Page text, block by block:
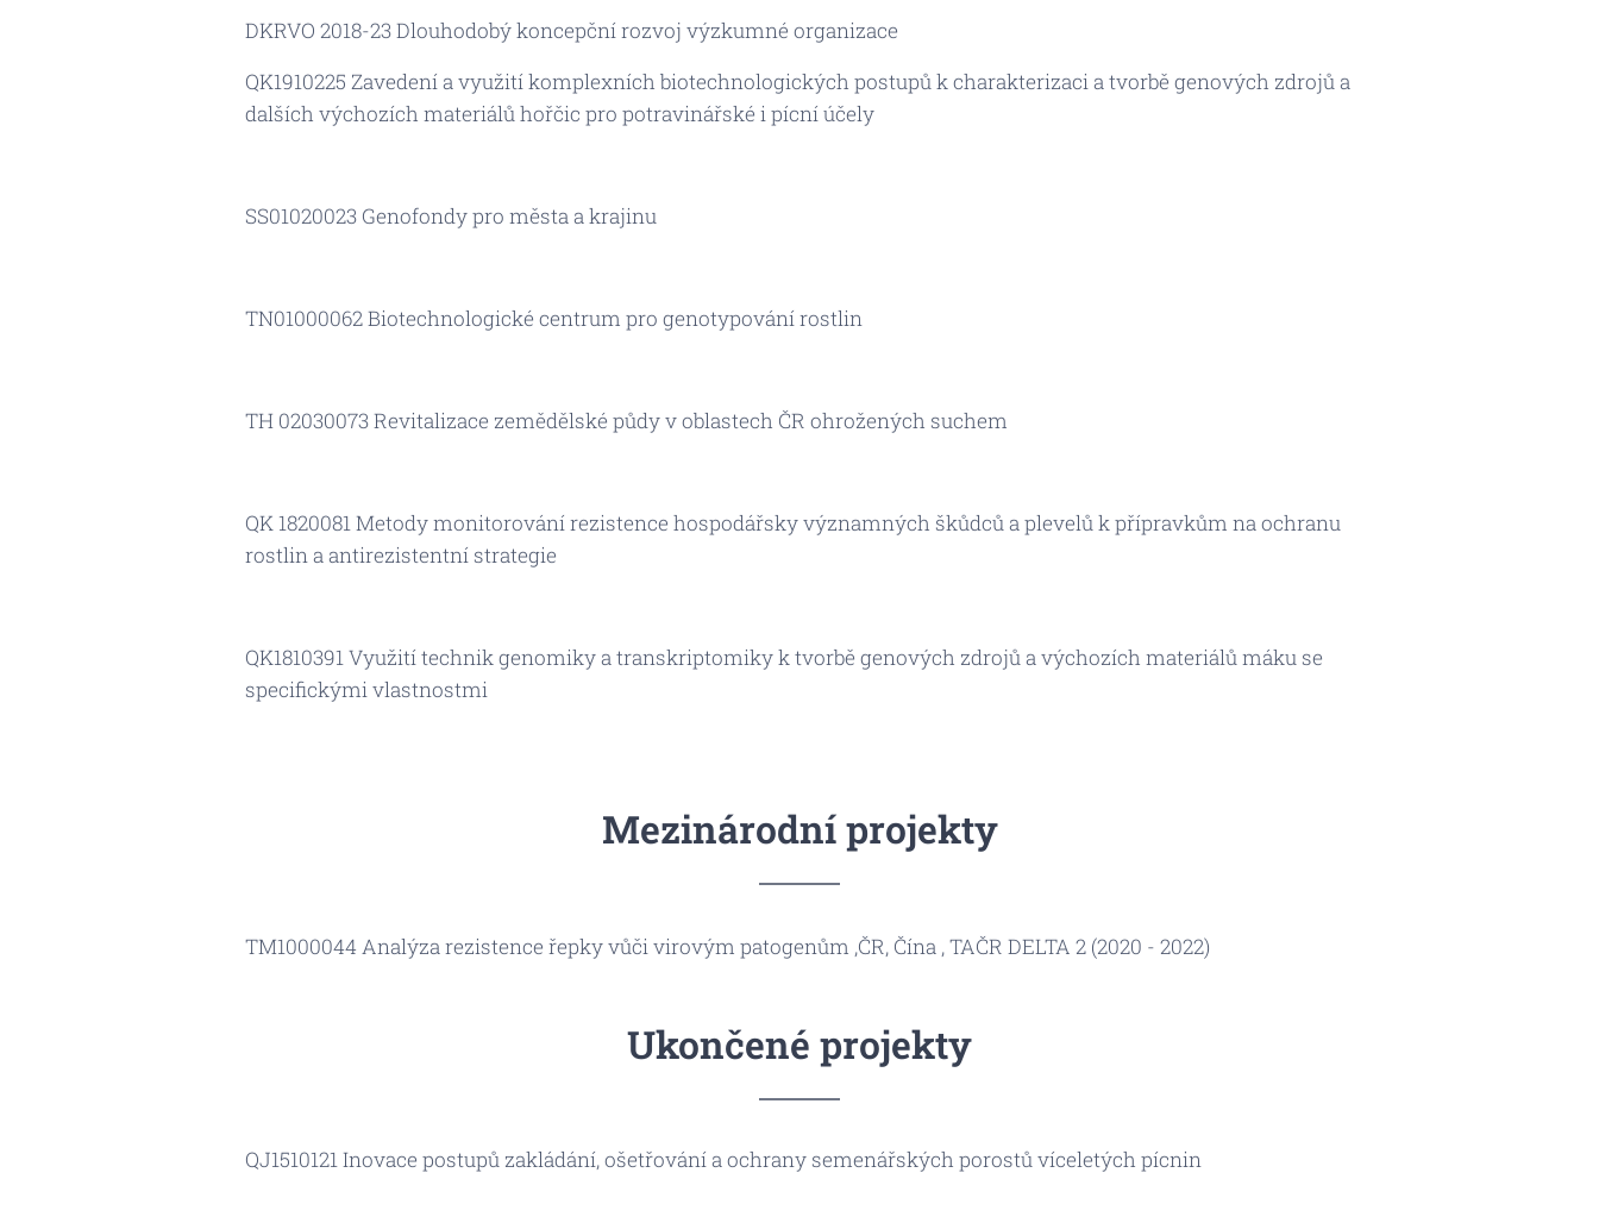
DKRVO 2018-23 Dlouhodobý koncepční rozvoj výzkumné organizace
QK1910225 Zavedení a využití komplexních biotechnologických postupů k charakterizaci a tvorbě genových zdrojů a
dalších výchozích materiálů hořčic pro potravinářské i pícní účely
SS01020023 Genofondy pro města a krajinu
TN01000062 Biotechnologické centrum pro genotypování rostlin
TH 02030073 Revitalizace zemědělské půdy v oblastech ČR ohrožených suchem
QK 1820081 Metody monitorování rezistence hospodářsky významných škůdců a plevelů k přípravkům na ochranu
rostlin a antirezistentní strategie
QK1810391 Využití technik genomiky a transkriptomiky k tvorbě genových zdrojů a výchozích materiálů máku se
specifickými vlastnostmi
Mezinárodní projekty
TM1000044 Analýza rezistence řepky vůči virovým patogenům ,ČR, Čína , TAČR DELTA 2 (2020 - 2022)
Ukončené projekty
QJ1510121 Inovace postupů zakládání, ošetřování a ochrany semenářských porostů víceletých pícnin